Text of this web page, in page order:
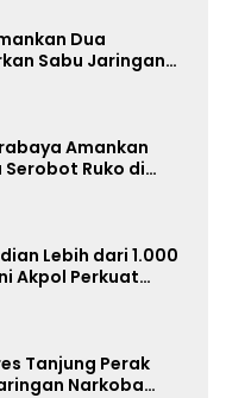
Dua
Sabu Jaringan
Amankan
Ruko di
Lebih dari 1.000
Akpol Perkuat
Tanjung Perak
Narkoba